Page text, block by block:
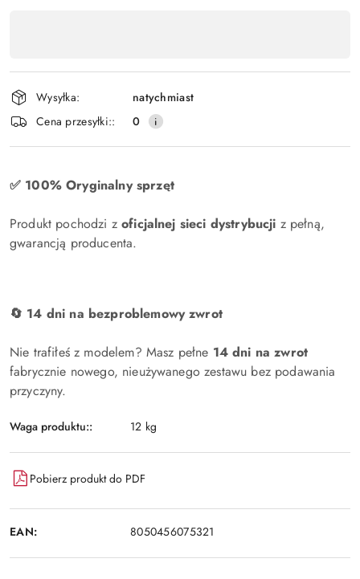
,
płatność
i
dostawa
Wysyłka:
natychmiast
Cena przesyłki::
0
✅ 100% Oryginalny sprzęt
Produkt pochodzi zoficjalnej sieci dystrybucji z pełną,
gwarancją producenta.
🔄 14 dni na bezproblemowy zwrot
Nie trafiłeś z modelem? Masz pełne 14 dni na zwrot
fabrycznie nowego, nieużywanego zestawu bez podawania
przyczyny.
Waga produktu:: 12 kg
Pobierz produkt do PDF
EAN: 8050456075321